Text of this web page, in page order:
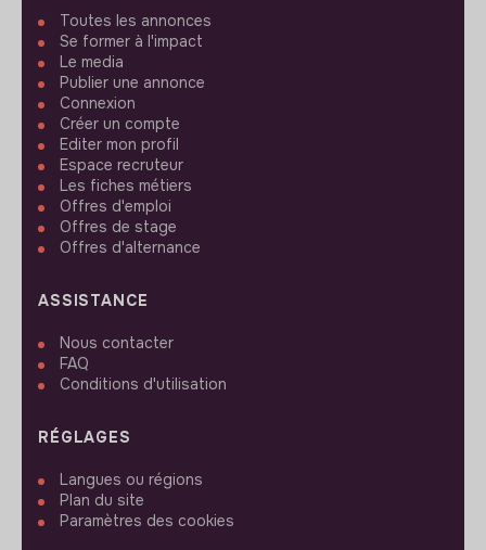
Toutes les annonces
Se former à l'impact
Le media
Publier une annonce
Connexion
Créer un compte
Editer mon profil
Espace recruteur
Les fiches métiers
Offres d'emploi
Offres de stage
Offres d'alternance
ASSISTANCE
Nous contacter
FAQ
Conditions d'utilisation
RÉGLAGES
Langues ou régions
Plan du site
Paramètres des cookies